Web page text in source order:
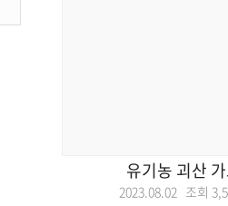
유기농 괴산
2023.08.02 조회